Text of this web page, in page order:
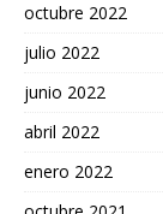
octubre 2022
julio 2022
junio 2022
abril 2022
enero 2022